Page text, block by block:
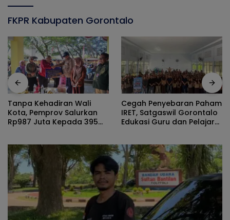
FKPR Kabupaten Gorontalo
Tanpa Kehadiran Wali
Kota, Pemprov Salurkan
Rp987 Juta Kepada 395
Cegah Penyebaran Paham
IRET, Satgaswil Gorontalo
Edukasi Guru dan Pelajar